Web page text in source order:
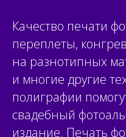
Качество печати
переплеты,
на разнотипных
и многие другие
полиграфии
свадебный
издание. Печать